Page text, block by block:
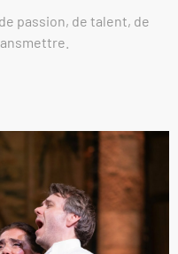
passion, de talent, de